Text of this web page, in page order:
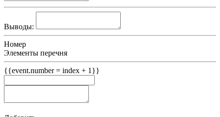
Выводы:
Номер
Элементы перечня
{{event.number = index + 1}}